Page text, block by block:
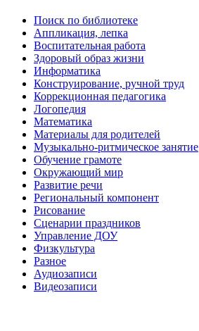
Поиск по библиотеке
Аппликация, лепка
Воспитательная работа
Здоровый образ жизни
Информатика
Конструирование, ручной труд
Коррекционная педагогика
Логопедия
Математика
Материалы для родителей
Музыкально-ритмическое занятие
Обучение грамоте
Окружающий мир
Развитие речи
Региональный компонент
Рисование
Сценарии праздников
Управление ДОУ
Физкультура
Разное
Аудиозаписи
Видеозаписи